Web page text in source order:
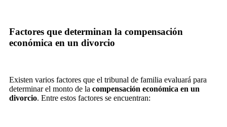
Factores que determinan la compensación
económica en un divorcio
Existen varios factores que el tribunal de familia evaluará para
determinar el monto de la compensación económica en un
divorcio. Entre estos factores se encuentran: